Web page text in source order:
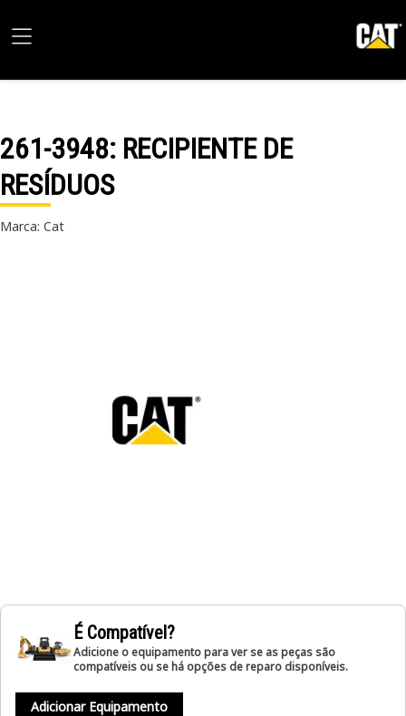
261-3948: RECIPIENTE DE
RESÍDUOS
Marca: Cat
É Compatível?
Adicione o equipamento para ver se as peças são
compatíveis ou se há opções de reparo disponíveis.
Adicionar Equipamento